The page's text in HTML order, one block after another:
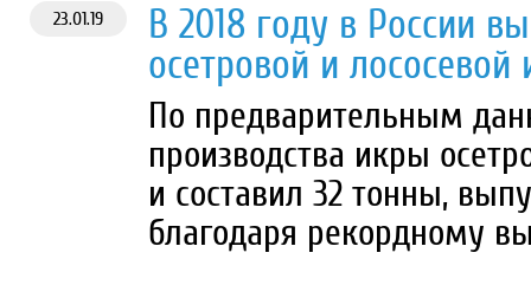
23.01.19
В 2018 году в России
осетровой и лососевой
По предварительным
производства икры
и составил 32 тонны,
благодаря рекордному